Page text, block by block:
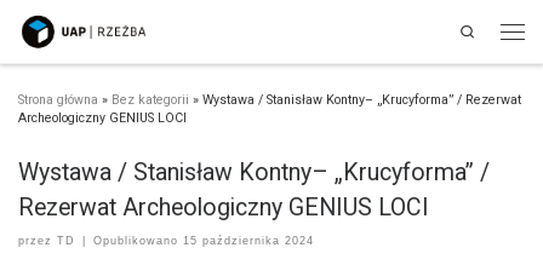
Przejdź do treści
Search
Strona główna » Bez kategorii » Wystawa / Stanisław Kontny– „Krucyforma” / Rezerwat
Archeologiczny GENIUS LOCI
Wystawa / Stanisław Kontny– „Krucyforma” /
Rezerwat Archeologiczny GENIUS LOCI
przez TD Opublikowano 15 października 2024